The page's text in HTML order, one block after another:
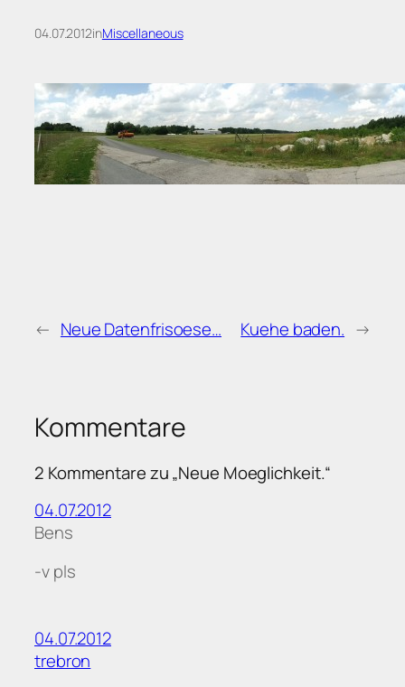
04.07.2012inMiscellaneous
← Neue Datenfrisoese… Kuehe baden. →
Kommentare
2 Kommentare zu „Neue Moeglichkeit.“
04.07.2012
Bens
-v pls
04.07.2012
trebron